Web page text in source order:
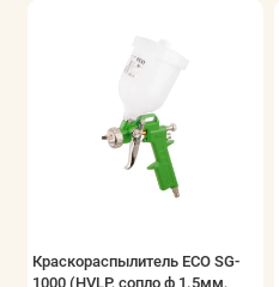
Краскораспылитель ECO SG-
1000 (HVLP, сопло ф 1.5мм,